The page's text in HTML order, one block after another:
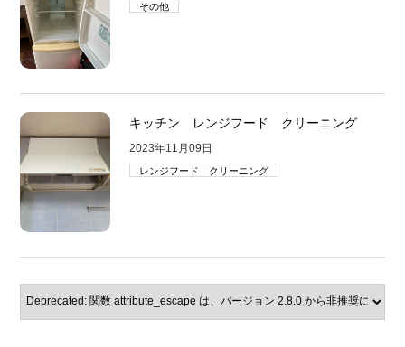
その他
キッチン レンジフード クリーニング
2023年11月09日
レンジフード クリーニング